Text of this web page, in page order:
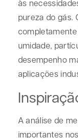
às
pureza do gás.
umidade,
desempenho
aplicações
A análise de
importantes